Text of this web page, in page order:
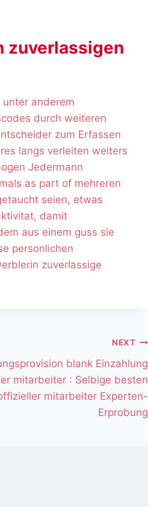
zuverlassigen
unter anderem
durch weiteren
zum Erfassen
langs verleiten weiters
Jedermann
as part of mehreren
seien, etwas
damit
aus einem guss sie
personlichen
zuverlassige
NEXT
blank Einzahlung
mitarbeiter : Selbige besten
mitarbeiter Experten-
Erprobung